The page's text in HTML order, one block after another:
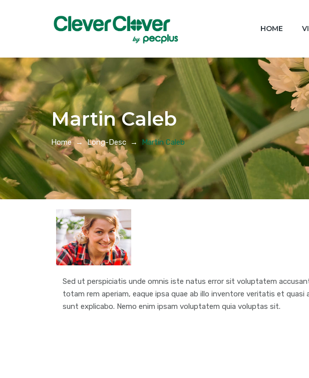
HOME
Martin Caleb
Home→Long-Desc → Martin Caleb
Sed ut perspiciatis unde omnis iste natus error sit voluptatem
totam rem aperiam, eaque ipsa quae ab illo inventore veritatis et
sunt explicabo. Nemo enim ipsam voluptatem quia voluptas sit.